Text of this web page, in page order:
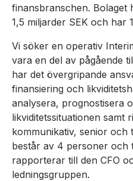
finansbranschen. Bolaget
1,5 miljarder SEK och har
Vi söker en operativ
vara en del av pågående
har det övergripande
finansiering och
analysera, prognostisera
likviditetssituationen samt
kommunikativ, senior och
består av 4 personer och
rapporterar till den CFO
ledningsgruppen.